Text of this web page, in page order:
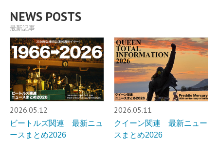
NEWS POSTS
最新記事
2026.05.12
ビートルズ関連 最新ニュ
ースまとめ2026
2026.05.11
クイーン関連 最新ニュー
スまとめ2026